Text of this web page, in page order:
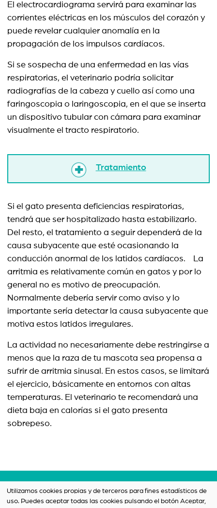
El electrocardiograma servirá para examinar las
corrientes eléctricas en los músculos del corazón y
puede revelar cualquier anomalía en la
propagación de los impulsos cardíacos.
Si se sospecha de una enfermedad en las vías
respiratorias, el veterinario podría solicitar
radiografías de la cabeza y cuello así como una
faringoscopia o laringoscopia, en el que se inserta
un dispositivo tubular con cámara para examinar
visualmente el tracto respiratorio.
Tratamiento
Si el gato presenta deficiencias respiratorias,
tendrá que ser hospitalizado hasta estabilizarlo.
Del resto, el tratamiento a seguir dependerá de la
causa subyacente que esté ocasionando la
conducción anormal de los latidos cardíacos. La
arritmia es relativamente común en gatos y por lo
general no es motivo de preocupación.
Normalmente debería servir como aviso y lo
importante sería detectar la causa subyacente que
motiva estos latidos irregulares.
La actividad no necesariamente debe restringirse a
menos que la raza de tu mascota sea propensa a
sufrir de arritmia sinusal. En estos casos, se limitará
el ejercicio, básicamente en entornos con altas
temperaturas. El veterinario te recomendará una
dieta baja en calorías si el gato presenta
sobrepeso.
Términos y condiciones
Política de privacidad
Utilizamos cookies propias y de terceros para fines estadísticos de
uso. Puedes aceptar todas las cookies pulsando el botón Aceptar,